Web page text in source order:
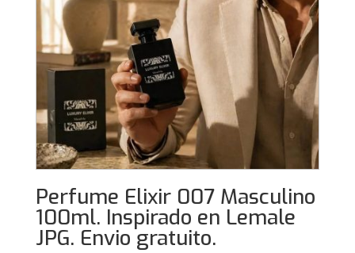
Perfume Elixir 007 Masculino
100ml. Inspirado en Lemale
JPG. Envio gratuito.